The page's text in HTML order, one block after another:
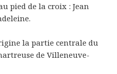
pied de la croix : Jean
la partie centrale du
de Villeneuve-